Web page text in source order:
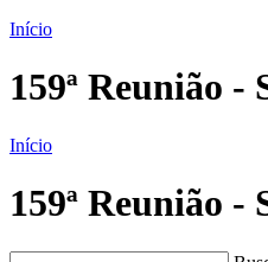
Início
159ª Reunião -
Início
159ª Reunião -